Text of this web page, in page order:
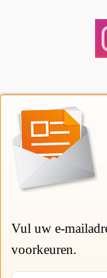
Vul uw e-
voorkeuren.